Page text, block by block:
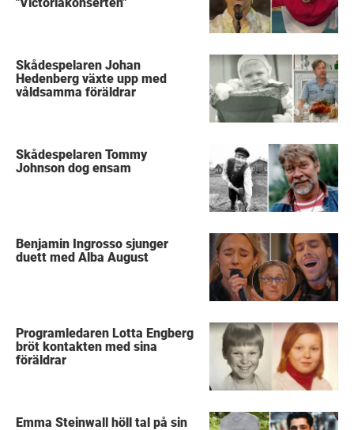
Skådespelaren Johan
Hedenberg växte upp med
våldsamma föräldrar
Skådespelaren Tommy
Johnson dog ensam
Benjamin Ingrosso sjunger
duett med Alba August
Programledaren Lotta Engberg
bröt kontakten med sina
föräldrar
Emma Steinwall höll tal på sin